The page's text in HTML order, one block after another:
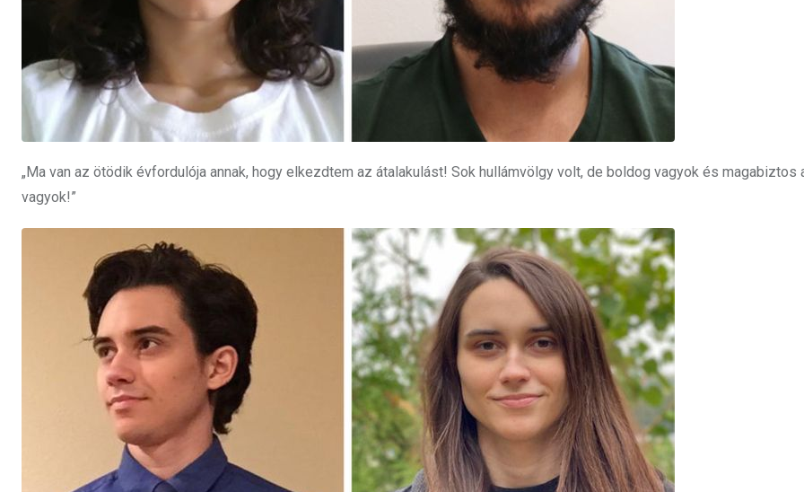
„Ma van az ötödik évfordulója annak, hogy elkezdtem az átalakulást! Sok hullámvölgy volt, de boldog vagyok és magabiztos
vagyok!”